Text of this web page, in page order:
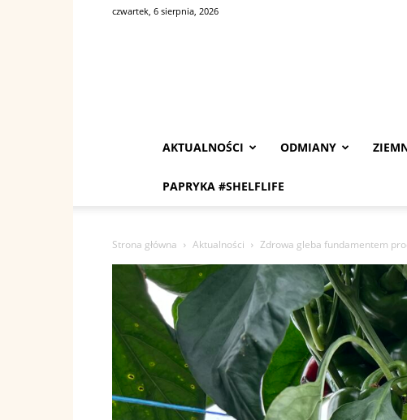
czwartek, 6 sierpnia, 2026
AKTUALNOŚCI ODMIANY
PAPRYKA #SHELFLIFE
Strona główna Aktualności Zdrowa gleba fundamentem